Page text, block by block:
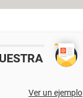
Ver un ejemplo